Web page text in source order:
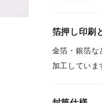
箔押し印刷
金箔・銀箔な
加工していま